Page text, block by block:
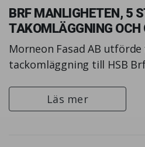
BRF MANLIGHETEN, 5
TAKOMLÄGGNING OCH
Morneon Fasad AB
tackomläggning till HSB
Läs mer